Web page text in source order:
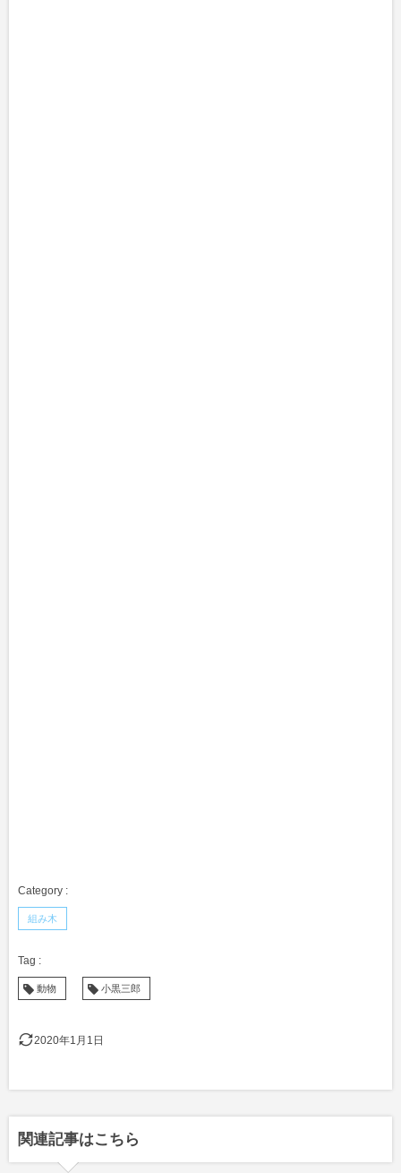
組み木
動物 小黒三郎
2020年1月1日
関連記事はこちら